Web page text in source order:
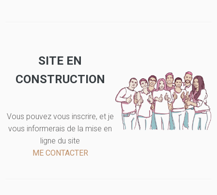
SITE EN
CONSTRUCTION
Vous pouvez vous inscrire, et je
vous informerais de la mise en
ligne du site
ME CONTACTER